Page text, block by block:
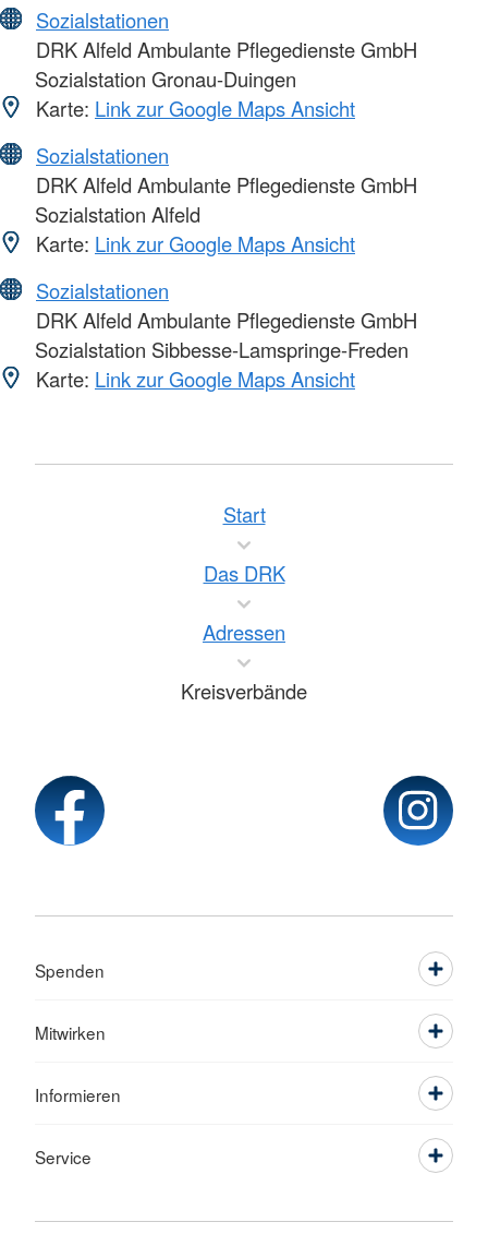
Sozialstationen
DRK Alfeld Ambulante Pflegedienste GmbH
Sozialstation Gronau-Duingen
Karte: Link zur Google Maps Ansicht
Sozialstationen
DRK Alfeld Ambulante Pflegedienste GmbH
Sozialstation Alfeld
Karte: Link zur Google Maps Ansicht
Sozialstationen
DRK Alfeld Ambulante Pflegedienste GmbH
Sozialstation Sibbesse-Lamspringe-Freden
Karte: Link zur Google Maps Ansicht
Start
Das DRK
Adressen
Kreisverbände
Spenden
Mitwirken
Informieren
Service